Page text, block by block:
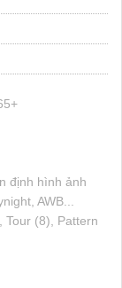
định hình ảnh
AWB...
Tour (8), Pattern